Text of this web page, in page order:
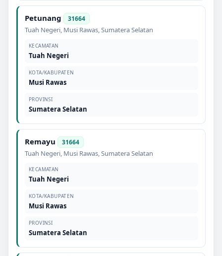
Petunang 31664
Tuah Negeri, Musi Rawas,Sumatera Selatan
KECAMATAN
Tuah Negeri
KOTA/KABUPATEN
Musi Rawas
PROVINSI
Sumatera Selatan
Remayu 31664
Tuah Negeri, Musi Rawas,Sumatera Selatan
KECAMATAN
Tuah Negeri
KOTA/KABUPATEN
Musi Rawas
PROVINSI
Sumatera Selatan